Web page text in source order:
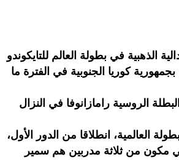
الذهبية في بطولة العالم للتايكوندو
كوريا الجنوبية في الفترة ما
الروسية رامازانوفا في النزال
العالمية، انطلاقا من الدور الأول،
مكون من ثلاثة مدربين هم سمير